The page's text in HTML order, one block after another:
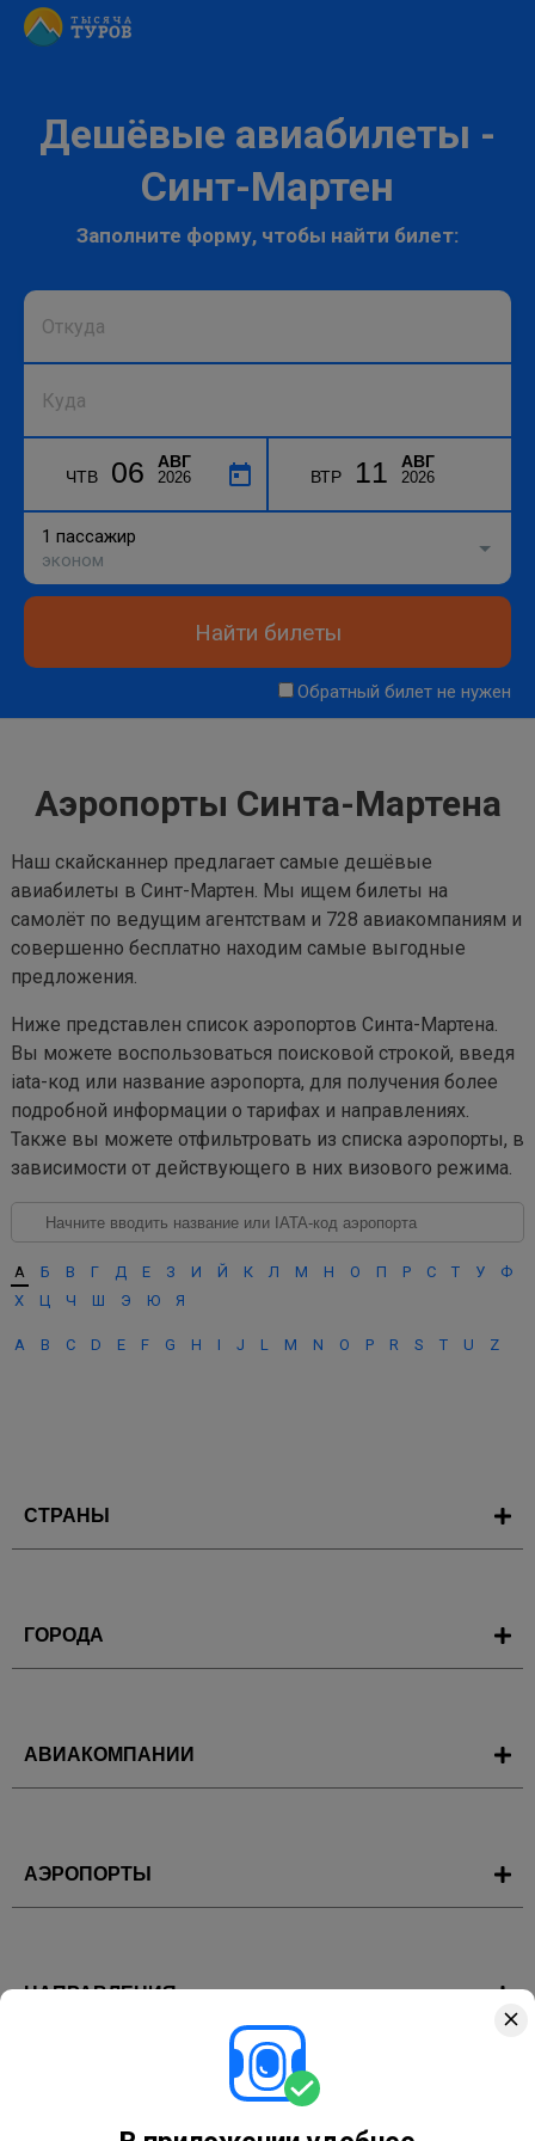
Дешёвые авиабилеты -
Синт-Мартен
Заполните форму, чтобы найти билет:
ЧТВ 06 АВГ
2026 ВТР 11 АВГ
2026
1 пассажир
эконом
Найти билеты
Обратный билет не нужен
Аэропорты Синта-Мартена
Наш скайсканнер предлагает самые дешёвые
авиабилеты в Синт-Мартен. Мы ищем билеты на
самолёт по ведущим агентствам и 728 авиакомпаниям и
совершенно бесплатно находим самые выгодные
предложения.
Ниже представлен список аэропортов Синта-Мартена.
Вы можете воспользоваться поисковой строкой, введя
iata-код или название аэропорта, для получения более
подробной информации о тарифах и направлениях.
Также вы можете отфильтровать из списка аэропорты, в
зависимости от действующего в них визового режима.
А Б В Г Д Е З И Й К Л М Н О П Р С Т У
Ф
Х
Ц Ч Ш Э Ю Я
A B C D E F G H I J L M N O P R S T U Z
СТРАНЫ
ГОРОДА
АВИАКОМПАНИИ
АЭРОПОРТЫ
НАПРАВЛЕНИЯ